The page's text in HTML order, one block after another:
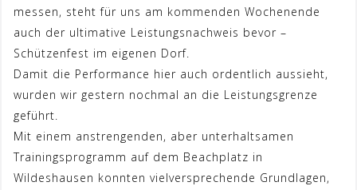
messen, steht für uns am kommenden Wochenende
auch der ultimative Leistungsnachweis bevor –
Schützenfest im eigenen Dorf.
Damit die Performance hier auch ordentlich aussieht,
wurden wir gestern nochmal an die Leistungsgrenze
geführt.
Mit einem anstrengenden, aber unterhaltsamen
Trainingsprogramm auf dem Beachplatz in
Wildeshausen konnten vielversprechende Grundlagen,